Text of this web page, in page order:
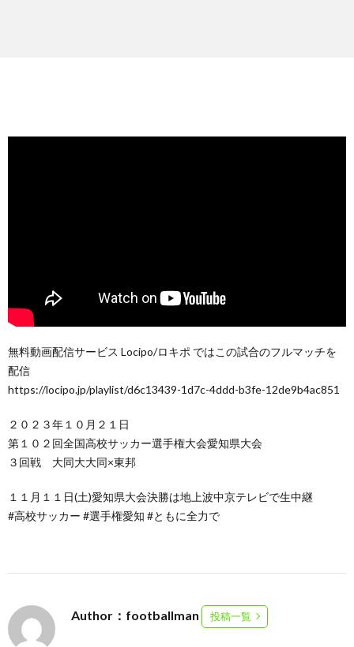
無料動画配信サービス Locipo/ロキポ ではこの試合のフルマッチを
配信
https://locipo.jp/playlist/d6c13439-1d7c-4ddd-b3fe-12de9b4ac851
２０２３年１０月２１日
第１０２回全国高校サッカー選手権大会愛知県大会
３回戦 大同大大同×東邦
１１月１１日(土)愛知県大会決勝は地上波中京テレビで生中継
#高校サッカー #選手権愛知 #ともに全力で
Author：footballman 投稿一覧